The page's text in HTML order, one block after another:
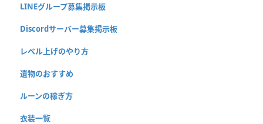
LINEグループ募集掲示板
Discordサーバー募集掲示板
レベル上げのやり方
遺物のおすすめ
ルーンの稼ぎ方
衣装一覧